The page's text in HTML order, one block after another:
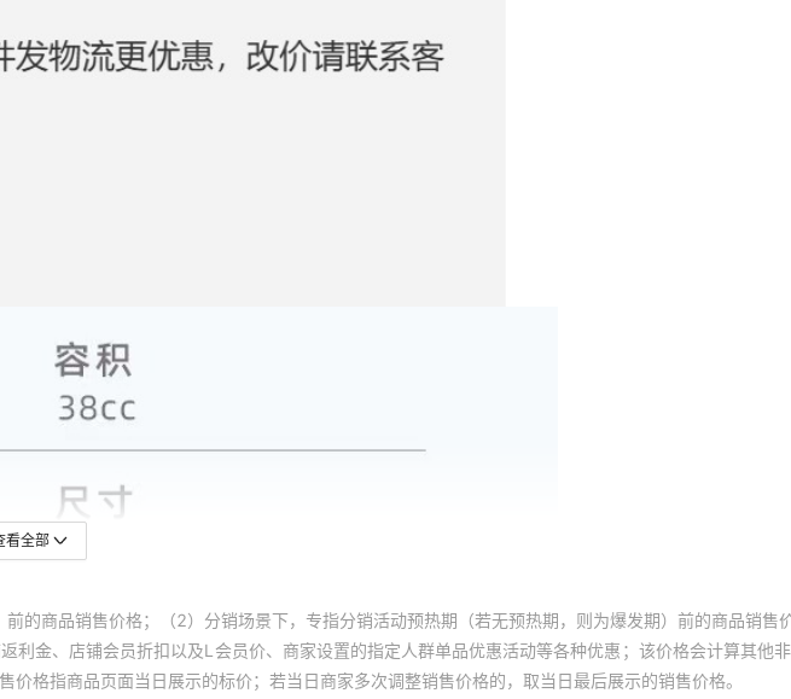
看全部
的商品销售价格；（2）分销场景下，专指分销活动预热期（若无预热期，则为爆发期）前的商品销售
金、店铺会员折扣以及L会员价、商家设置的指定人群单品优惠活动等各种优惠；该价格会计算其他
格指商品页面当日展示的标价；若当日商家多次调整销售价格的，取当日最后展示的销售价格。